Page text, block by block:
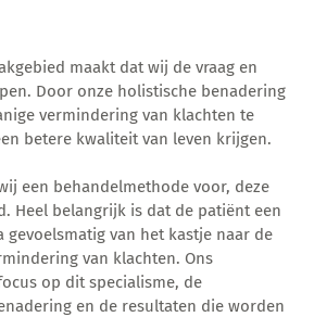
maakt dat wij de vraag en
Door onze holistische benadering
vermindering van klachten te
betere kwaliteit van leven krijgen.
een behandelmethode voor, deze
Heel belangrijk is dat de patiënt een
van het kastje naar de
van klachten. Ons
op dit specialisme, de
en de resultaten die worden